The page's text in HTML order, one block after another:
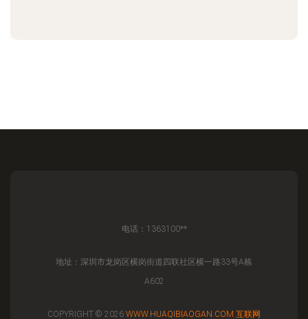
电话：1363100**
地址：深圳市龙岗区横岗街道四联社区横一路33号A栋
A602
COPYRIGHT © 2026 WWW.HUAQIBIAOGAN.COM 互联网